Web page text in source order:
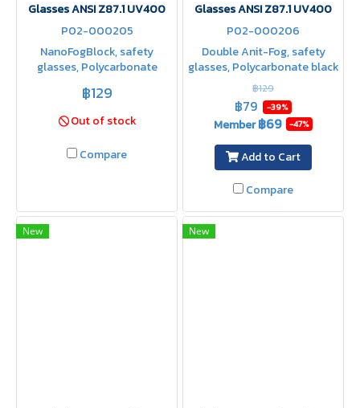
Glasses ANSI Z87.1 UV400
P02-000205
NanoFogBlock, safety
glasses, Polycarbonate
both inside and outside,
scratch-resistant, chip-
resistant
฿129
Out of stock
Compare
Glasses ANSI Z87.1 UV400
P02-000206
Double Anit-Fog, safety
glasses, Polycarbonate black
lenses, can be used both
inside and outside, scratch-
resistant, chip-resistant
฿129
฿79 -39%
Member฿69 -47%
Add to Cart
Compare
New New